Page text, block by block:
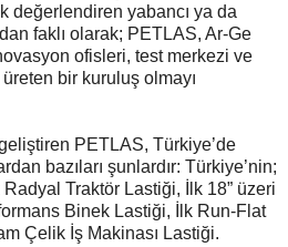
değerlendiren yabancı ya da
faklı olarak; PETLAS, Ar-Ge
ofisleri, test merkezi ve
bir kuruluş olmayı
PETLAS, Türkiye’de
bazıları şunlardır: Türkiye’nin;
Radyal Traktör Lastiği, İlk 18” üzeri
Binek Lastiği, İlk Run-Flat
Çelik İş Makinası Lastiği.